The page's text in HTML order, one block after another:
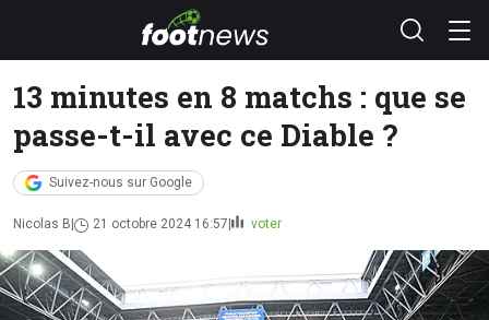
13 minutes en 8 matchs : que se
passe-t-il avec ce Diable ?
Suivez-nous sur Google
Nicolas B 21 octobre 2024 16:57 voter